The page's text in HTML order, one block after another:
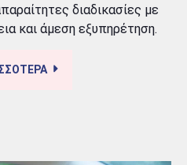
διαδικασίες με
και άμεση εξυπηρέτηση.